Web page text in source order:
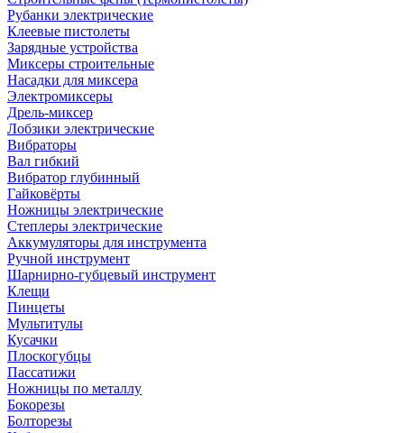
Рубанки электрические
Клеевые пистолеты
Зарядные устройства
Миксеры строительные
Насадки для миксера
Электромиксеры
Дрель-миксер
Лобзики электрические
Вибраторы
Вал гибкий
Вибратор глубинный
Гайковёрты
Ножницы электрические
Степлеры электрические
Аккумуляторы для инструмента
Ручной инструмент
Шарнирно-губцевый инструмент
Клещи
Пинцеты
Мультитулы
Кусачки
Плоскогубцы
Пассатижи
Ножницы по металлу
Бокорезы
Болторезы